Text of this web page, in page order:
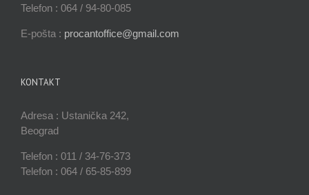
Telefon : 064 / 94-80-085
E-pošta : procantoffice@gmail.com
KONTAKT
Adresa : Ustanička 242,
Beograd
Telefon : 011 / 34-76-373
Telefon : 064 / 65-85-899